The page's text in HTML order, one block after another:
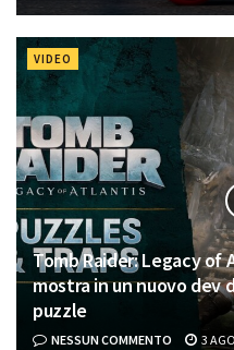
VIDEO
Tomb Raider: Legacy of
mostra in un nuovo dev
puzzle
NESSUN COMMENTO 3